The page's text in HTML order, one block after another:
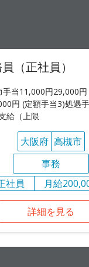
（正社員）
手当11,000円29,000
円 (定額手当3)処遇
給（上限
大阪府 高槻市
事務
社員
月給
詳細を見る